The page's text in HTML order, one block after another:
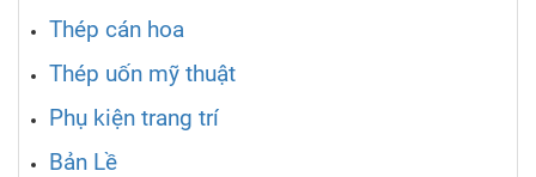
Thép cán hoa
Thép uốn mỹ thuật
Phụ kiện trang trí
Bản Lề